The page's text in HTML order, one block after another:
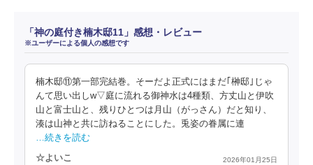
「神の庭付き楠木邸11」感想・レビュー
※ユーザーによる個人の感想です
楠木邸⑪第一部完結巻。そーだよ正式にはまだ｢榊邸｣じゃ
んて思い出しw▽庭に流れる御神水は4種類、方丈山と伊吹
山と富士山と、残りひとつは月山（がっさん）だと知り、
湊は山神と共に訪ねることにした。兎姿の眷属に連
…続きを読む
☆よいこ 2026年01月25日